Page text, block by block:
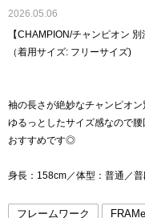
2026.05.06
【CHAMPION/チャンピオン
（着用サイズ: フリーサイズ)
袖の長さが絶妙なチャンピオン
ゆるっとしたサイズ感なので
おすすめです◎
身長：158cm／体型：普通／
フレームワーク